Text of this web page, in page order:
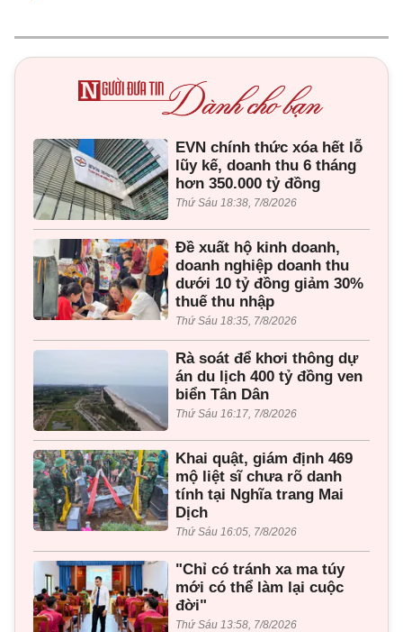
EVN chính thức xóa hết lỗ
lũy kế, doanh thu 6 tháng
hơn 350.000 tỷ đồng
Thứ Sáu 18:38, 7/8/2026
Đề xuất hộ kinh doanh,
doanh nghiệp doanh thu
dưới 10 tỷ đồng giảm 30%
thuế thu nhập
Thứ Sáu 18:35, 7/8/2026
Rà soát để khơi thông dự
án du lịch 400 tỷ đồng ven
biển Tân Dân
Thứ Sáu 16:17, 7/8/2026
Khai quật, giám định 469
mộ liệt sĩ chưa rõ danh
tính tại Nghĩa trang Mai
Dịch
Thứ Sáu 16:05, 7/8/2026
"Chỉ có tránh xa ma túy
mới có thể làm lại cuộc
đời"
Thứ Sáu 13:58, 7/8/2026